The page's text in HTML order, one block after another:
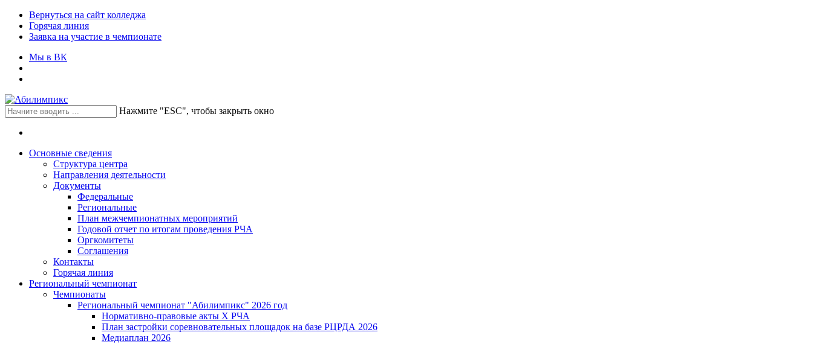
Вернуться на сайт колледжа
Горячая линия
Заявка на участие в чемпионате
Мы в ВК
Нажмите "ESC", чтобы закрыть окно
Основные сведения
Структура центра
Направления деятельности
Документы
Федеральные
Региональные
План межчемпионатных мероприятий
Годовой отчет по итогам проведения РЧА
Оргкомитеты
Соглашения
Контакты
Горячая линия
Региональный чемпионат
Чемпионаты
Региональный чемпионат "Абилимпикс" 2026 год
Нормативно-правовые акты Х РЧА
План застройки соревновательных площадок на базе РЦРДА 2026
Медиаплан 2026